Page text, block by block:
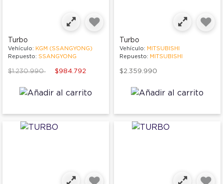
Turbo
Vehículo: KGM (SSANGYONG)
Repuesto: SSANGYONG
Price reduced from
$1.230.990to $984.792
Turbo
Vehículo: MITSUBISHI
Repuesto: MITSUBISHI
$2.359.990